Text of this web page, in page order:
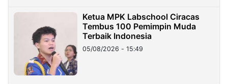
Ketua MPK Labschool Ciracas
Tembus 100 Pemimpin Muda
Terbaik Indonesia
05/08/2026 - 15:49